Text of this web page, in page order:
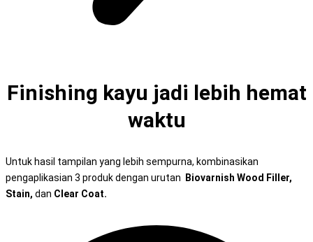
Finishing kayu jadi lebih hemat
waktu
Untuk hasil tampilan yang lebih sempurna, kombinasikan
pengaplikasian 3 produk dengan urutan
Biovarnish Wood Filler,
Stain, dan Clear Coat.